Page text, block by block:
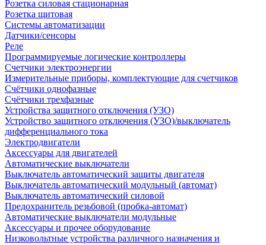
Розетка силовая стационарная
Розетка щитовая
Системы автоматизации
Датчики/сенсоры
Реле
Программируемые логические контроллеры
Счетчики электроэнергии
Измерительные приборы, комплектующие для счетчиков
Счётчики однофазные
Счётчики трехфазные
Устройства защитного отключения (УЗО)
Устройство защитного отключения (УЗО)/выключатель
дифференциального тока
Электродвигатели
Аксессуары для двигателей
Автоматические выключатели
Выключатель автоматический защиты двигателя
Выключатель автоматический модульный (автомат)
Выключатель автоматический силовой
Предохранитель резьбовой (пробка-автомат)
Автоматические выключатели модульные
Аксессуары и прочее оборудование
Низковольтные устройства различного назначения и